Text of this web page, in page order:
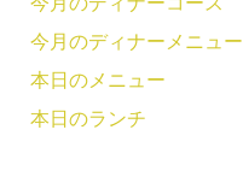
今月のディナーメニュー
本日のメニュー
本日のランチ